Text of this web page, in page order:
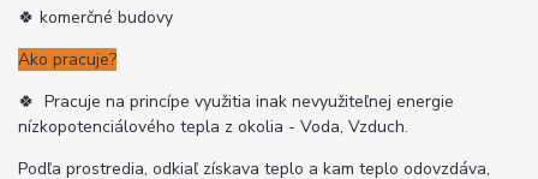
🍀 komerčné budovy
Ako pracuje?
🍀 Pracuje na princípe využitia inak nevyužiteľnej energie
nízkopotenciálového tepla z okolia - Voda, Vzduch.
Podľa prostredia, odkiaľ získava teplo a kam teplo odovzdáva,